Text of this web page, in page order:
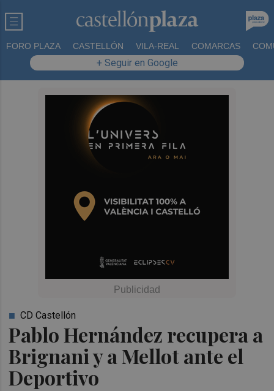
FORO PLAZA CASTELLÓN VILA-REAL COMARCAS
+ Seguir en Google
Pablo Hernández recupera a
Brignani y a Mellot ante el
Deportivo
CD Castellón